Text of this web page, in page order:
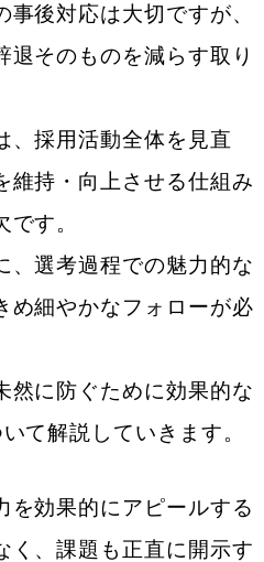
後対応は大切ですが、
退そのものを減らす取り
、採用活動全体を見直
維持・向上させる仕組み
す。
、選考過程での魅力的な
め細やかなフォローが必
然に防ぐために効果的な
て解説していきます。
を効果的にアピールする
く、課題も正直に開示す